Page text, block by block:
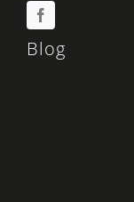
Blog